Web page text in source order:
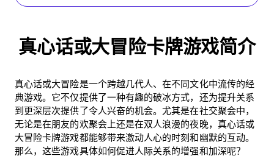
真心话或大冒险卡牌游戏简介
真心话或大冒险是一个跨越几代人、在不同文化中流传的经
典游戏。它不仅提供了一种有趣的破冰方式，还为提升关系
到更深层次提供了令人兴奋的机会。尤其是在社交聚会中，
无论是在朋友的欢聚会上还是在双人浪漫的夜晚，真心话或
大冒险卡牌游戏都能够带来激动人心的时刻和幽默的互动。
那么，这些游戏具体如何促进人际关系的增强和加深呢？